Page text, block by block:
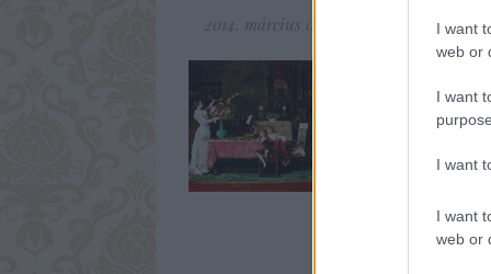
I want
web or
I want
I want
I want
web or
2014. március 08. Fónagy Zoltán
és
elméletben létező -